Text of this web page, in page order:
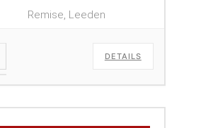
Remise, Leeden
DETAILS